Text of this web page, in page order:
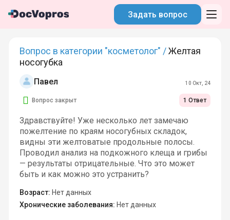
Задать вопрос
Вопрос в категории "косметолог" /Желтая
носогубка
Павел 10 Окт, 24
Вопрос закрыт 1 Ответ
Здравствуйте! Уже несколько лет замечаю
пожелтение по краям носогубных складок,
видны эти желтоватые продольные полосы.
Проводил анализ на подкожного клеща и грибы
— результаты отрицательные. Что это может
быть и как можно это устранить?
Возраст: Нет данных
Хронические заболевания: Нет данных